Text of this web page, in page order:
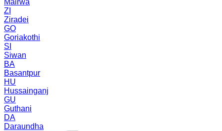
ZI
Ziradei
GO
Goriakothi
SI
Siwan
BA
Basantpur
HU
Hussainganj
GU
Guthani
DA
Daraundha